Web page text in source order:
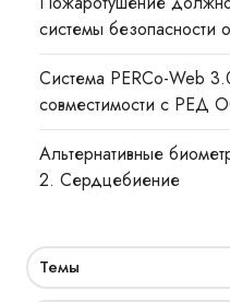
системы безопасности
Система PERCo-Web
совместимости с РЕД
Альтернативные
2. Сердцебиение
Темы